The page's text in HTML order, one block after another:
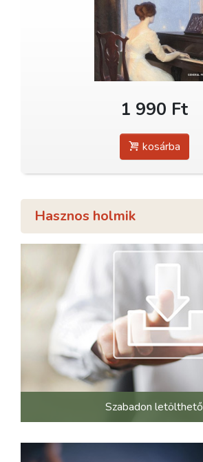
1 990 Ft
kosárba
Hasznos holmik
Szabadon letölthető